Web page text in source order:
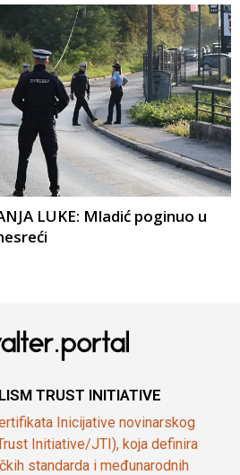
LUKE: Mladić poginuo u
TRUST INITIATIVE
Inicijative novinarskog
Initiative/JTI), koja definira
standarda i međunarodnih